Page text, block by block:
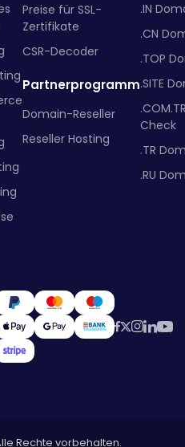
Preise für SSL-
Zertifikate
CSR-Decoder
Partnerprogramm
Domain-Reseller
Reseller Hosting
.IN
.CN
.TOP
.SITE
Check
.TR
.RU
Rechte vorbehalten.